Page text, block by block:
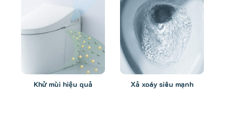
Khử mùi hiệu quả Xả xoáy siêu mạnh